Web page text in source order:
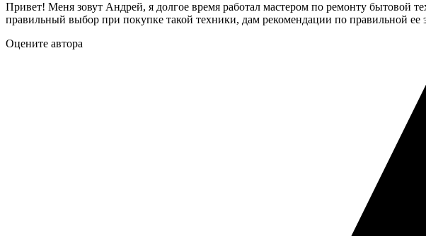
Привет! Меня зовут Андрей, я долгое время работал мастером по ремонту бытовой
правильный выбор при покупке такой техники, дам рекомендации по правильной ее
Оцените автора